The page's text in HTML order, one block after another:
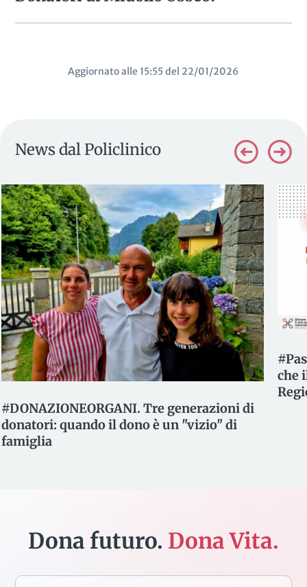
Aggiornato alle 15:55 del 22/01/2026
News dal Policlinico
#Passaparola. Donatori Midollo Osseo. Sai
che il Policlinico è sede del Registro
Dona futuro. Dona Vita.